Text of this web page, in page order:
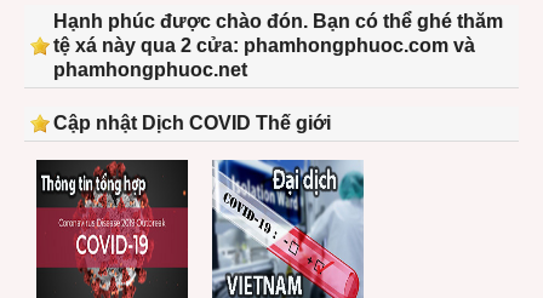
Hạnh phúc được chào đón. Bạn có thể ghé thăm
tệ xá này qua 2 cửa: phamhongphuoc.com và
phamhongphuoc.net
Cập nhật Dịch COVID Thế giới